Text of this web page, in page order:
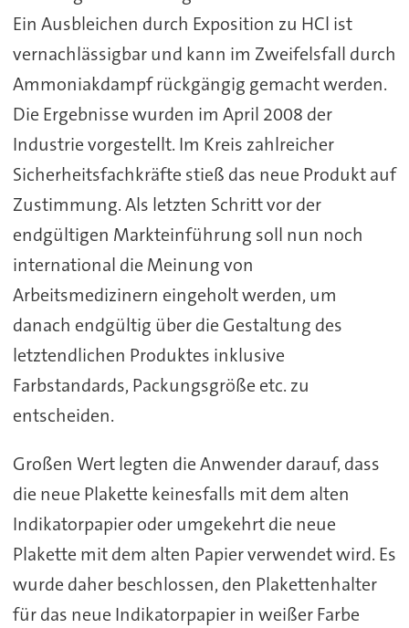
Ein Ausbleichen durch Exposition zu HCl ist
vernachlässigbar und kann im Zweifelsfall durch
Ammoniakdampf rückgängig gemacht werden.
Die Ergebnisse wurden im April 2008 der
Industrie vorgestellt. Im Kreis zahlreicher
Sicherheitsfachkräfte stieß das neue Produkt auf
Zustimmung. Als letzten Schritt vor der
endgültigen Markteinführung soll nun noch
international die Meinung von
Arbeitsmedizinern eingeholt werden, um
danach endgültig über die Gestaltung des
letztendlichen Produktes inklusive
Farbstandards, Packungsgröße etc. zu
entscheiden.
Großen Wert legten die Anwender darauf, dass
die neue Plakette keinesfalls mit dem alten
Indikatorpapier oder umgekehrt die neue
Plakette mit dem alten Papier verwendet wird. Es
wurde daher beschlossen, den Plakettenhalter
für das neue Indikatorpapier in weißer Farbe